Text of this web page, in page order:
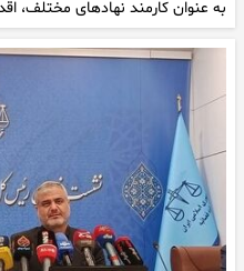
به عنوان کارمند نهادهای مختلف،